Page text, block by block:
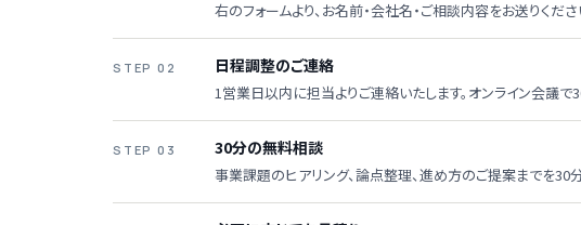
右のフォームより、お名前・会社名・ご相談内容をお送りくださ
STEP 02 日程調整のご連絡
1営業日以内に担当よりご連絡いたします。オンライン会議で
STEP 03 30分の無料相談
事業課題のヒアリング、論点整理、進め方のご提案までを30分